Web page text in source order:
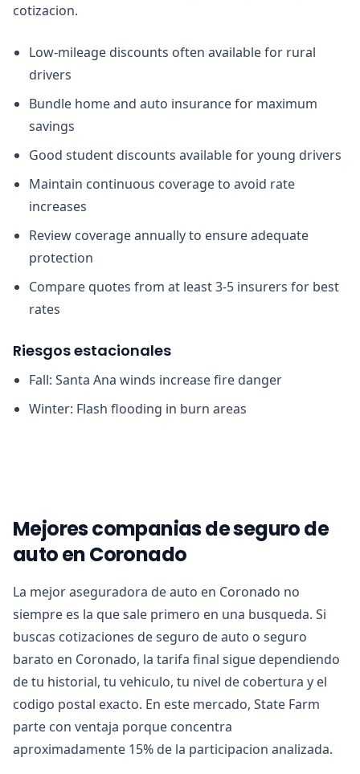
cotizacion.
Low-mileage discounts often available for rural
drivers
Bundle home and auto insurance for maximum
savings
Good student discounts available for young drivers
Maintain continuous coverage to avoid rate
increases
Review coverage annually to ensure adequate
protection
Compare quotes from at least 3-5 insurers for best
rates
Riesgos estacionales
Fall: Santa Ana winds increase fire danger
Winter: Flash flooding in burn areas
Mejores companias de seguro de
auto en Coronado
La mejor aseguradora de auto en Coronado no
siempre es la que sale primero en una busqueda. Si
buscas cotizaciones de seguro de auto o seguro
barato en Coronado, la tarifa final sigue dependiendo
de tu historial, tu vehiculo, tu nivel de cobertura y el
codigo postal exacto. En este mercado, State Farm
parte con ventaja porque concentra
aproximadamente 15% de la participacion analizada.